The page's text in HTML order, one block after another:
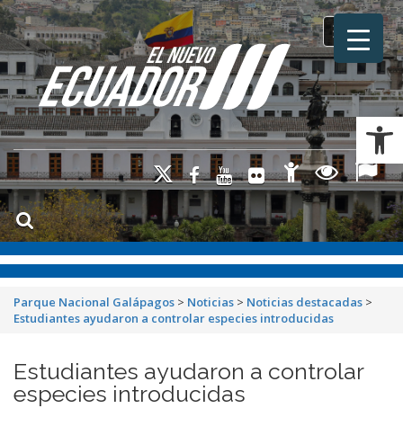
Toggle
Parque Nacional Galápagos > Noticias > Noticias destacadas >
Estudiantes ayudaron a controlar especies introducidas
Estudiantes ayudaron a controlar
especies introducidas